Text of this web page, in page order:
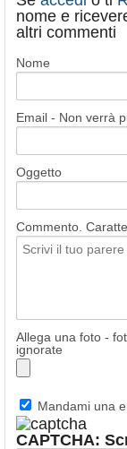
nome e
altri commenti
Nome
Email - Non verrà
Oggetto
Commento.
Allega una foto -
ignorate
Mandami una
CAPTCHA: